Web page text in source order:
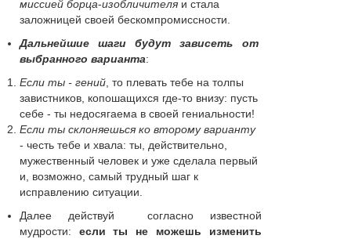
миссией борца-изобличителя и стала
заложницей своей бескомпромиссности.
Дальнейшие шаги будут зависеть от
выбранного варианта:
Если ты - гений, то плевать тебе на толпы
завистников, копошащихся где-то внизу: пусть
себе - ты недосягаема в своей гениальности!
Если ты склоняешься ко второму варианту
- честь тебе и хвала: ты, действительно,
мужественный человек и уже сделала первый
и, возможно, самый трудный шаг к
исправлению ситуации.
Далее действуй согласно известной
мудрости: если ты не можешь изменить